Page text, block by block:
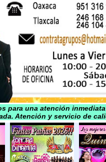
para una atención
Atención y servicio de